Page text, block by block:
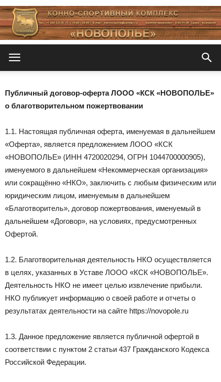
Публичный договор-оферта ЛООО «КСК «НОВОПОЛЬЕ»
о благотворительном пожертвовании
1.1. Настоящая публичная оферта, именуемая в дальнейшем
«Оферта», является предложением ЛООО «КСК
«НОВОПОЛЬЕ» (ИНН 4720020294, ОГРН 1044700000905),
именуемого в дальнейшем «Некоммерческая организация»
или сокращённо «НКО», заключить с любым физическим или
юридическим лицом, именуемым в дальнейшем
«Благотворитель», договор пожертвования, именуемый в
дальнейшем «Договор», на условиях, предусмотренных
Офертой.
1.2. Благотворительная деятельность НКО осуществляется
в целях, указанных в Уставе ЛООО «КСК «НОВОПОЛЬЕ».
Деятельность НКО не имеет целью извлечение прибыли.
НКО публикует информацию о своей работе и отчеты о
результатах деятельности на сайте https://novopole.ru
1.3. Данное предложение является публичной офертой в
соответствии с пунктом 2 статьи 437 Гражданского Кодекса
Российской Федерации.